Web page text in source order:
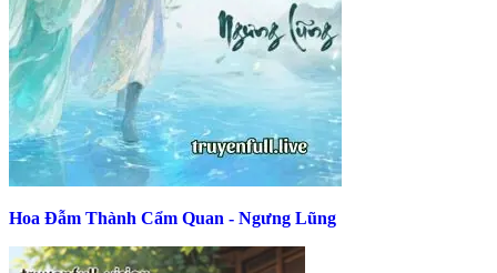
Hoa Đẫm Thành Cẩm Quan - Ngưng Lũng